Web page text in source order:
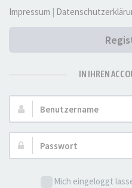
Impressum |
IN IHREN
Benutzername:
Passwort:
Mich eingeloggt